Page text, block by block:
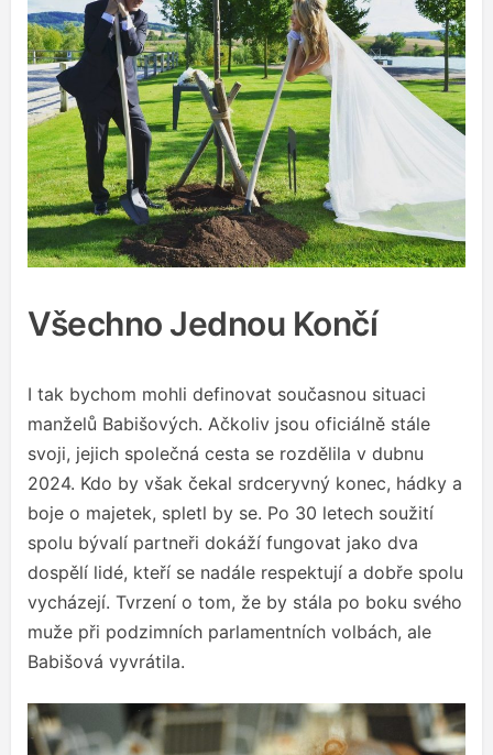
Všechno Jednou Končí
I tak bychom mohli definovat současnou situaci
manželů Babišových. Ačkoliv jsou oficiálně stále
svoji, jejich společná cesta se rozdělila v dubnu
2024. Kdo by však čekal srdceryvný konec, hádky a
boje o majetek, spletl by se. Po 30 letech soužití
spolu bývalí partneři dokáží fungovat jako dva
dospělí lidé, kteří se nadále respektují a dobře spolu
vycházejí. Tvrzení o tom, že by stála po boku svého
muže při podzimních parlamentních volbách, ale
Babišová vyvrátila.